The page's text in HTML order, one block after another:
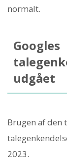
normalt.
Googles
udgået
Brugen af ​​den
2023.